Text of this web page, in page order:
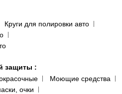
Круги для полировки авто
защиты :
Моющие средства
очки